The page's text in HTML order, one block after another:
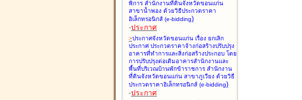
พิการ สำนักงานที่ดินจังหวัดขอนแก่น
สาขาน้ำพอง ด้วยวิธีประกวดราคา
อิเล็กทรอนิกส์ (e-bidding)
-ประกาศ
>ประกาศจังหวัดขอนแก่น เรื่อง ยกเลิก
ประกาศ ประกวดราคาจ้างก่อสร้างปรับปรุง
อาคารที่ทำการและสิ่งก่อสร้างประกอบ โดย
การปรับปรุงต่อเติมอาคารสำนักงานและ
พื้นที่บริเวณบ้านพักข้าราชการ สำนักงาน
ที่ดินจังหวัดขอนแก่น สาขาภูเวียง ด้วยวิธี
ประกวดราคาอิเล็กทรอนิกส์ (e-bidding)
-ประกาศ